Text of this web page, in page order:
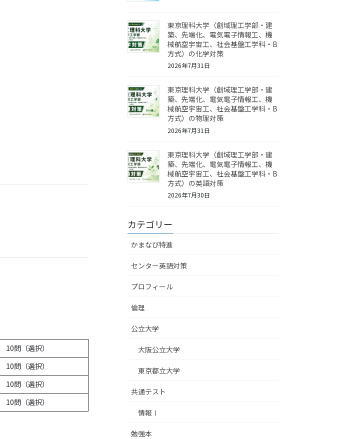
10問（選択）
10問（選択）
10問（選択）
10問（選択）
東京理科大学（創域理工学部・建
築、先端化、電気電子情報工、機
械航空宇宙工、社会基盤工学科・B
方式）の化学対策
2026年7月31日
東京理科大学（創域理工学部・建
築、先端化、電気電子情報工、機
械航空宇宙工、社会基盤工学科・B
方式）の物理対策
2026年7月31日
東京理科大学（創域理工学部・建
築、先端化、電気電子情報工、機
械航空宇宙工、社会基盤工学科・B
方式）の英語対策
2026年7月30日
カテゴリー
かまなび特進
センター英語対策
プロフィール
倫理
公立大学
大阪公立大学
東京都立大学
共通テスト
情報Ⅰ
勉強本